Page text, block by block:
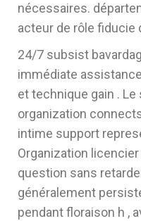
nécessaires.
acteur de rôle fiducie
24/7 subsist
immédiate
et technique gain .
organization
intime support
Organization
question sans
généralement
pendant floraison h ,